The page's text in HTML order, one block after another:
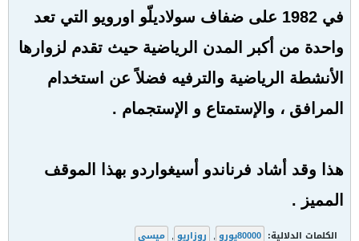
في 1982 على ضفاف سولاديلّو اورويو التي تعد
واحدة من أكبر المدن الرياضية حيث تقدم لزوارها
الأنشطة الرياضية والترفيه فضلاً عن استخدام
المرافق ، والإستمتاع و الإستجمام .
هذا وقد أشاد فرناندو أسيغواردو بهذا الموقف
المميز .
الكلمات الدلالية: 80000يورو , روزاريو , ميسي